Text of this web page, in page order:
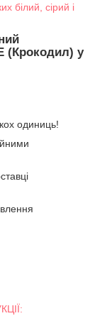
білий, сірий і
(Крокодил) у
одиниць!